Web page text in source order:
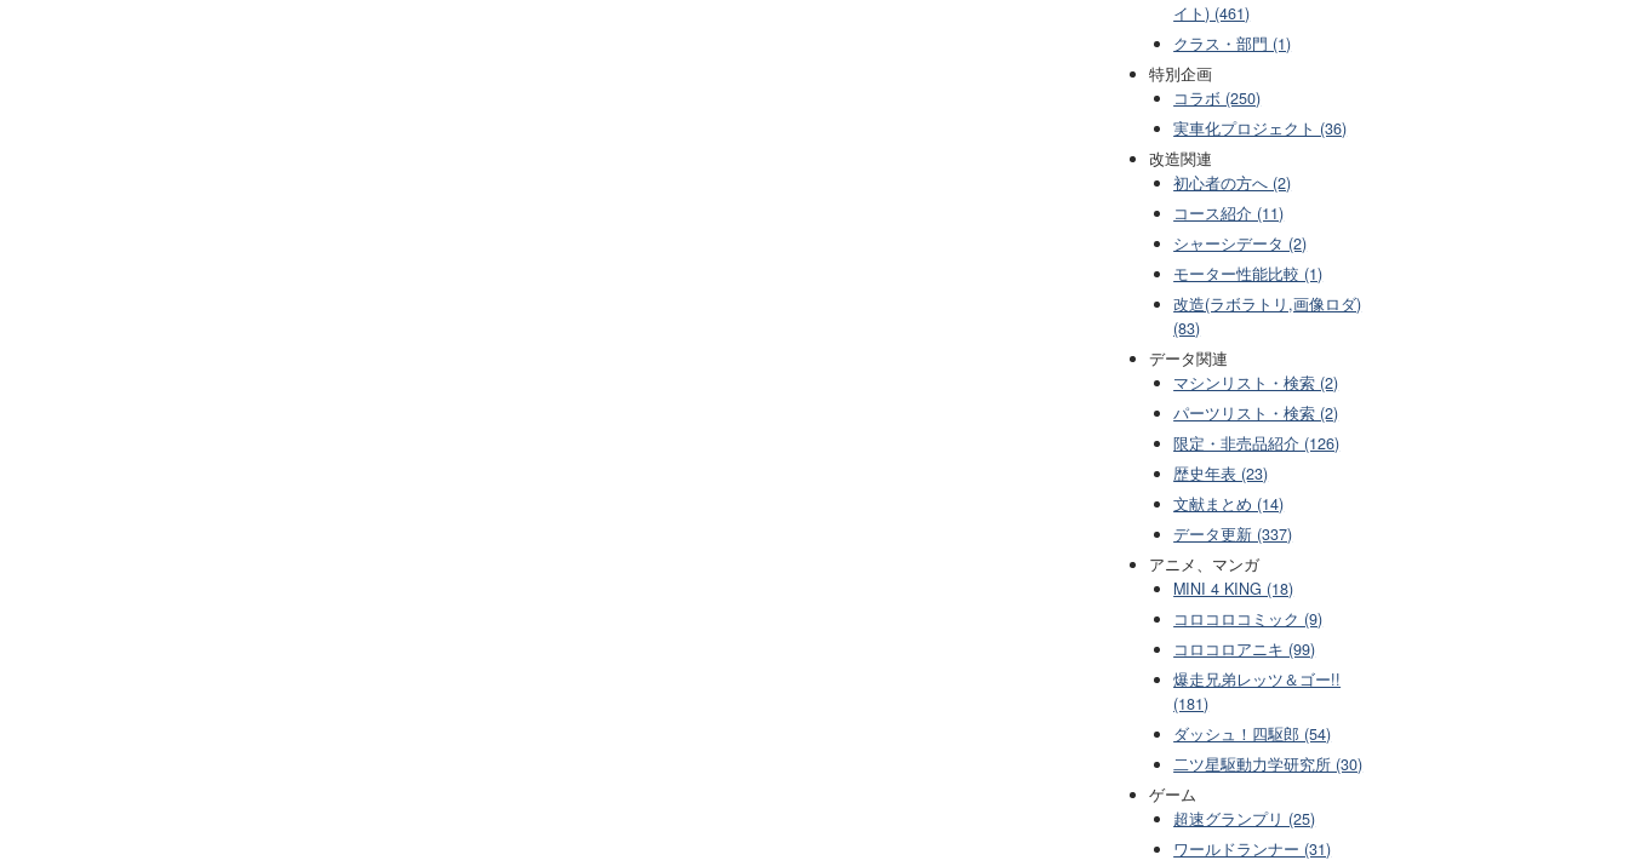
イト) (461)
クラス・部門 (1)
特別企画
コラボ (250)
実車化プロジェクト (36)
改造関連
初心者の方へ (2)
コース紹介 (11)
シャーシデータ (2)
モーター性能比較 (1)
改造(ラボラトリ,画像ロダ)
(83)
データ関連
マシンリスト・検索 (2)
パーツリスト・検索 (2)
限定・非売品紹介 (126)
歴史年表 (23)
文献まとめ (14)
データ更新 (337)
アニメ、マンガ
MINI 4 KING (18)
コロコロコミック (9)
コロコロアニキ (99)
爆走兄弟レッツ＆ゴー!!
(181)
ダッシュ！四駆郎 (54)
二ツ星駆動力学研究所 (30)
ゲーム
超速グランプリ (25)
ワールドランナー (31)